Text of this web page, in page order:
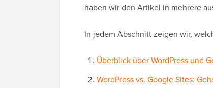
haben wir den Artikel in mehrere
In jedem Abschnitt zeigen wir,
Überblick über WordPress und
WordPress vs. Google Sites: